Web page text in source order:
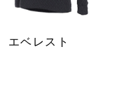
エベレスト